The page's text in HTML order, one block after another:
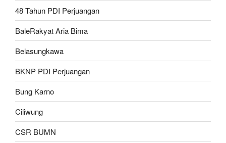
48 Tahun PDI Perjuangan
BaleRakyat Aria Bima
Belasungkawa
BKNP PDI Perjuangan
Bung Karno
Ciliwung
CSR BUMN